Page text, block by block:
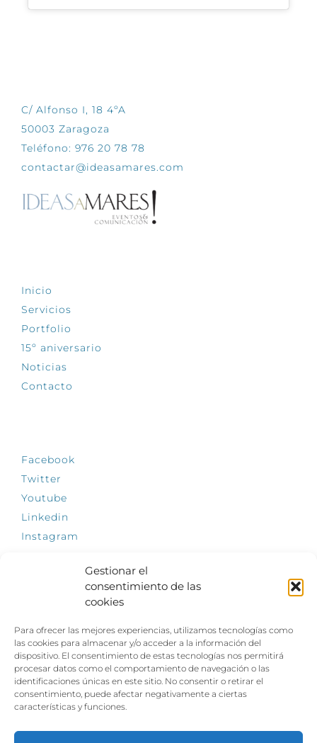
Gestionar el
consentimiento de las
cookies
Para ofrecer las mejores experiencias, utilizamos tecnologías como
las cookies para almacenar y/o acceder a la información del
dispositivo. El consentimiento de estas tecnologías nos permitirá
procesar datos como el comportamiento de navegación o las
identificaciones únicas en este sitio. No consentir o retirar el
consentimiento, puede afectar negativamente a ciertas
características y funciones.
C/ Alfonso I, 18 4ºA
50003 Zaragoza
Teléfono: 976 20 78 78
contactar@ideasamares.com
Inicio
Servicios
Portfolio
15º aniversario
Noticias
Contacto
Facebook
Twitter
Youtube
Linkedin
Instagram
El empleo, la gran llave para una vida
independiente: Fundación Dfa reclama un
impulso decidido a la inclusión laboral de las
personas con discapacidad
Clown, circo y magia: el Jardín de las Artes
de julio con su segundo “Festival